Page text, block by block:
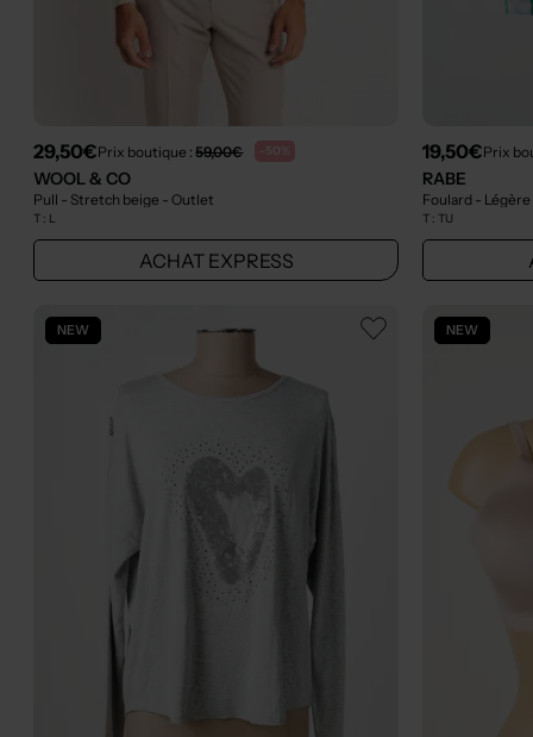
29,50€Prix boutique :59,00€ -50%
WOOL & CO
Pull - Stretch beige - Outlet
T : L
ACHAT EXPRESS
19,50€Prix
RABE
Foulard -
T : TU
NEW NEW